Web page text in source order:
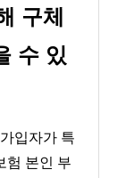
구체
수 있
입자가 특
험 본인 부